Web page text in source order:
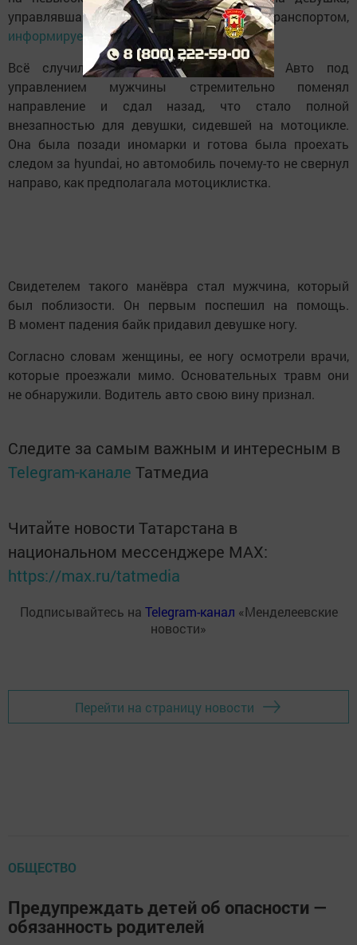
управлявшая двухколесным транспортом,
информирует
«Татарстана-24».
Всё случилось на улице Ломжинской. Авто под
управлением мужчины стремительно поменял
направление и сдал назад, что стало полной
внезапностью для девушки, сидевшей на мотоцикле.
Она была позади иномарки и готова была проехать
следом за hyundai, но автомобиль почему-то не свернул
направо, как предполагала мотоциклистка.
Свидетелем такого манёвра стал мужчина, который
был поблизости. Он первым поспешил на помощь.
В момент падения байк придавил девушке ногу.
Согласно словам женщины, ее ногу осмотрели врачи,
которые проезжали мимо. Основательных травм они
не обнаружили. Водитель авто свою вину признал.
Следите за самым важным и интересным в
Telegram-канале Татмедиа
Читайте новости Татарстана в
национальном мессенджере MАХ:
https://max.ru/tatmedia
Подписывайтесь на Telegram-канал «Менделеевские
новости»
Перейти на страницу новости
ОБЩЕСТВО
Предупреждать детей об опасности —
обязанность родителей